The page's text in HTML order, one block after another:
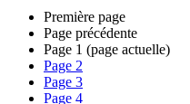
Première page
Page précédente
Page 1 (page actuelle)
Page 2
Page 3
Page 4